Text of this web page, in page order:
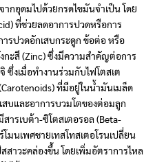
กอุดมไปด้วยกรดไขมันจำเป็น โดย
ที่ช่วยลดอาการปวดหรือการ
ารปวดอักเสบกระดูก ข้อต่อ หรือ
กะสี (Zinc) ซึ่งมีความสำคัญต่อการ
ซึ่งเมื่อทำงานร่วมกับไฟโตสเต
ที่มีอยู่ในน้ำมันเมล็ด
บและอาการบวมโตของต่อมลูก
ารเบต้า-ซิโตสเตอรอล (Beta-
มนเพศชายเทสโทสเตอโรนเปลี่ยน
สาวะคล่องขึ้น โดยเพิ่มอัตราการไหล